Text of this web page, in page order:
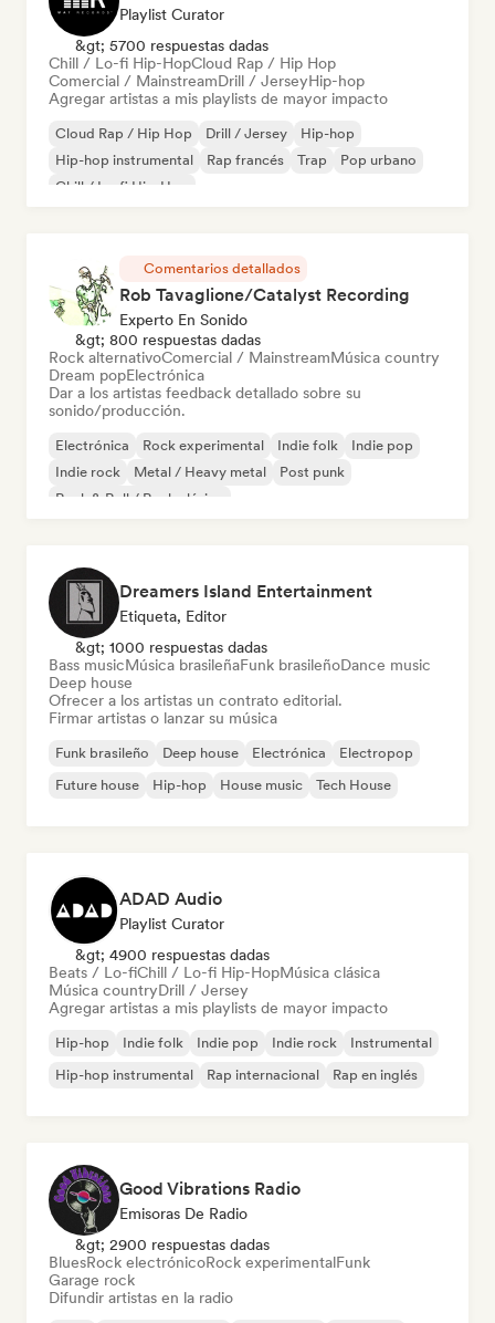
Playlist Curator
&gt; 5700 respuestas dadas
Chill / Lo-fi Hip-HopCloud Rap / Hip Hop
Comercial / MainstreamDrill / JerseyHip-hop
Agregar artistas a mis playlists de mayor impacto
Cloud Rap / Hip Hop Drill / Jersey
Hip-hop
Hip-hop instrumental
Rap francés Trap
Pop urbano
Chill / Lo-fi Hip-Hop
Comentarios detallados
Rob Tavaglione/Catalyst Recording
Experto En Sonido
&gt; 800 respuestas dadas
Rock alternativoComercial / MainstreamMúsica country
Dream popElectrónica
Dar a los artistas feedback detallado sobre su
sonido/producción.
Electrónica Rock experimental Indie folk
Indie pop
Indie rock
Metal / Heavy metal
Post punk
Rock & Roll / Rock clásico
Dreamers Island Entertainment
Etiqueta, Editor
&gt; 1000 respuestas dadas
Bass musicMúsica brasileñaFunk brasileñoDance music
Deep house
Ofrecer a los artistas un contrato editorial.
Firmar artistas o lanzar su música
Funk brasileño Deep house Electrónica
Electropop
Future house
Hip-hop House music Tech House
ADAD Audio
Playlist Curator
&gt; 4900 respuestas dadas
Beats / Lo-fiChill / Lo-fi Hip-HopMúsica clásica
Música countryDrill / Jersey
Agregar artistas a mis playlists de mayor impacto
Hip-hop Indie folk Indie pop Indie rock
Instrumental
Hip-hop instrumental
Rap internacional Rap en inglés
Good Vibrations Radio
Emisoras De Radio
&gt; 2900 respuestas dadas
BluesRock electrónicoRock experimentalFunk
Garage rock
Difundir artistas en la radio